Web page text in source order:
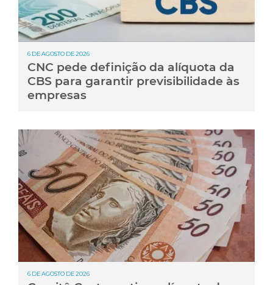
6 DE AGOSTO DE 2026
CNC pede definição da alíquota da
CBS para garantir previsibilidade às
empresas
6 DE AGOSTO DE 2026